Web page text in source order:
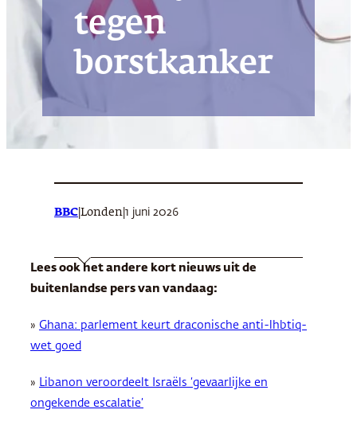
tegen
borstkanker
BBC Londen 1 juni 2026
Lees ook het andere kort nieuws uit de
buitenlandse pers van vandaag:
» Ghana: parlement keurt draconische anti-lhbtiq-
wet goed
»
Libanon veroordeelt Israëls ‘gevaarlijke en
ongekende escalatie’